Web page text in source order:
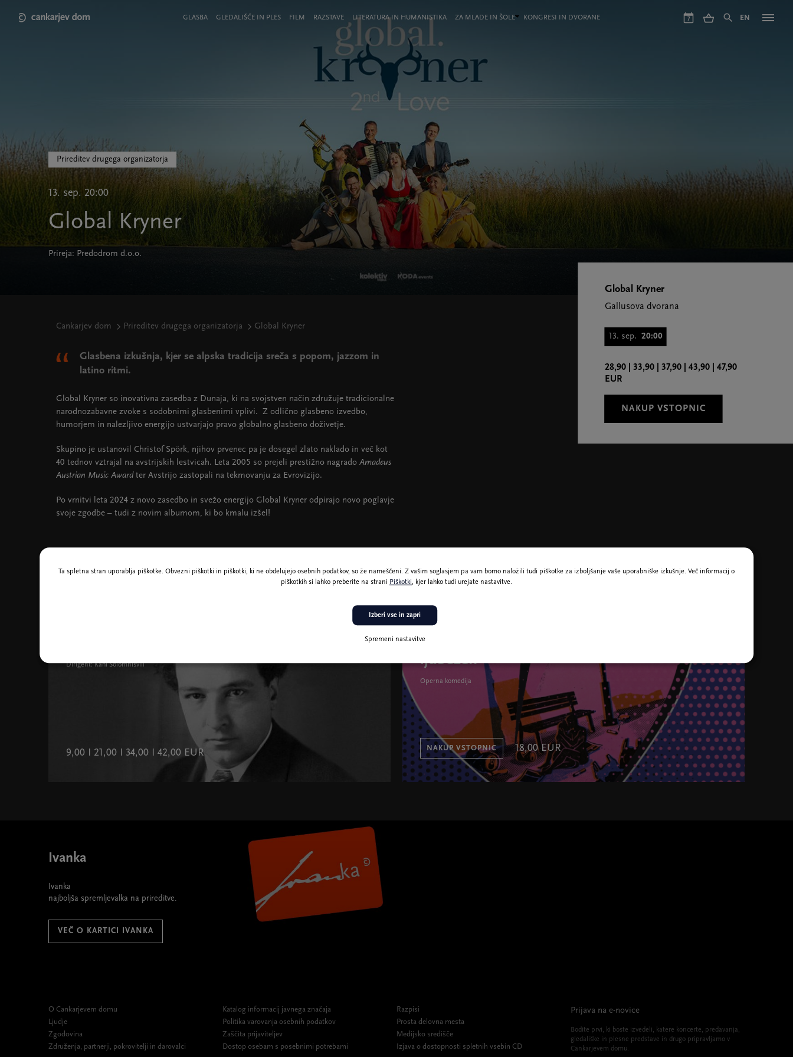
main
MeniGLASBA GLEDALIŠČE IN PLES FILM RAZSTAVE LITERATURA IN HUMANISTIKA ZA MLADE IN ŠOLE KONGRESI IN DVORANE 7 EN
Prireditev drugega organizatorja
13. sep. 20:00
Global Kryner
Prireja: Predodrom d.o.o.
Cankarjev dom Prireditev drugega organizatorja Global Kryner
Glasbena izkušnja, kjer se alpska tradicija sreča s popom, jazzom in
latino ritmi.
Global Kryner so inovativna zasedba z Dunaja, ki na svojstven način združuje tradicionalne
narodnozabavne zvoke s sodobnimi glasbenimi vplivi. Z odlično glasbeno izvedbo,
humorjem in nalezljivo energijo ustvarjajo pravo globalno glasbeno doživetje.
Skupino je ustanovil Christof Spörk, njihov prvenec pa je dosegel zlato naklado in več kot
40 tednov vztrajal na avstrijskih lestvicah. Leta 2005 so prejeli prestižno nagrado Amadeus
Austrian Music Award ter Avstrijo zastopali na tekmovanju za Evrovizijo.
Po vrnitvi leta 2024 z novo zasedbo in svežo energijo Global Kryner odpirajo novo poglavje
svoje zgodbe – tudi z novim albumom, ki bo kmalu izšel!
Global Kryner
Gallusova dvorana
13. sep. 20:00
28,90 | 33,90 | 37,90 | 43,90 | 47,90
EUR
NAKUP VSTOPNIC
Dirigent: Kahi Solomnišvili
9,00 I 21,00 I 34,00 I 42,00 EUR
Glasba
Iztok Kocen: Klik za
ljubezen
Operna komedija
NAKUP VSTOPNIC 18,00 EUR
Ivanka
Ivanka
najboljša spremljevalka na prireditve.
VEČ O KARTICI IVANKA
O Cankarjevem domu
Ljudje
Zgodovina
Združenja, partnerji, pokrovitelji in darovalci
Katalog informacij javnega značaja
Politika varovanja osebnih podatkov
Zaščita prijaviteljev
Dostop osebam s posebnimi potrebami
Razpisi
Prosta delovna mesta
Medijsko središče
Izjava o dostopnosti spletnih vsebin CD
Prijava na e-novice
Bodite prvi, ki boste izvedeli, katere koncerte, predavanja,
gledališke in plesne predstave in drugo pripravljamo v
Cankarjevem domu.
Ta spletna stran uporablja piškotke. Obvezni piškotki in piškotki, ki ne obdelujejo osebnih podatkov, so že nameščeni. Z vašim soglasjem pa vam bomo naložili tudi piškotke za izboljšanje vaše uporabniške izkušnje. Več informacij o
piškotkih si lahko preberite na strani Piškotki, kjer lahko tudi urejate nastavitve.
Spremeni nastavitve
Izberi vse in zapri